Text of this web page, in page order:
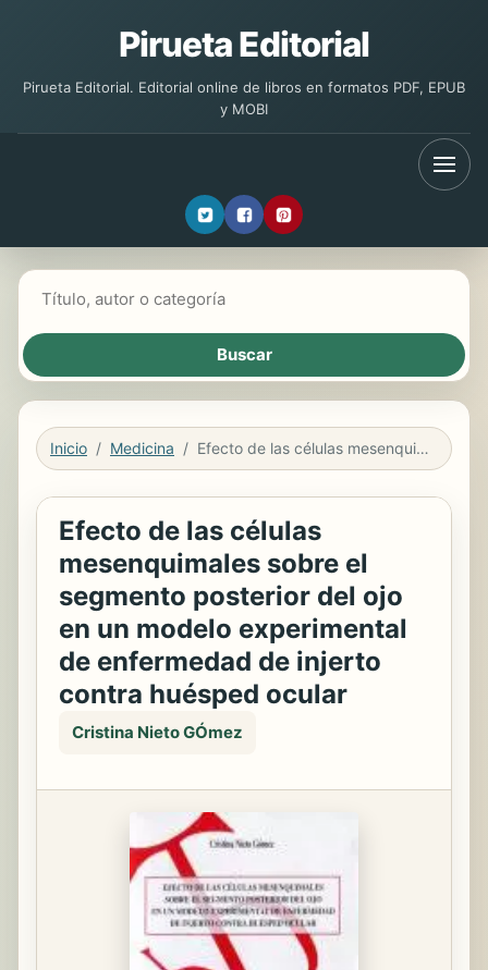
Pirueta Editorial
Pirueta Editorial. Editorial online de libros en formatos PDF, EPUB
y MOBI
Inicio Medicina Efecto de las células mesenquimales sobre el segmento posterior del ojo en un modelo experimental de enfermedad de injerto contra huésped ocular
Efecto de las células
mesenquimales sobre el
segmento posterior del ojo
en un modelo experimental
de enfermedad de injerto
contra huésped ocular
Cristina Nieto GÓmez